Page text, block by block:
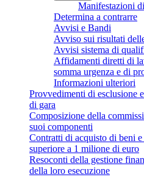
Manifestazioni
Determina a contrarre
Avvisi e Bandi
Avviso sui risultati
Avvisi sistema di
Affidamenti diretti di
somma urgenza e di
Informazioni ulteriori
Provvedimenti di esclusione
di gara
Composizione della
suoi componenti
Contratti di acquisto di beni
superiore a 1 milione di euro
Resoconti della gestione
della loro esecuzione